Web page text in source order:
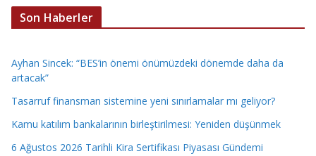
Son Haberler
Ayhan Sincek: “BES’in önemi önümüzdeki dönemde daha da
artacak”
Tasarruf finansman sistemine yeni sınırlamalar mı geliyor?
Kamu katılım bankalarının birleştirilmesi: Yeniden düşünmek
6 Ağustos 2026 Tarihli Kira Sertifikası Piyasası Gündemi